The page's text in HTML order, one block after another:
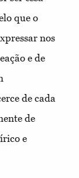
que o
nos
e de
de cada
de
e